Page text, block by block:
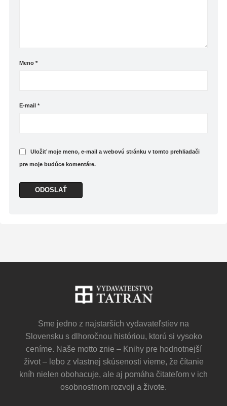
Meno*
E-mail*
Uložiť moje meno, e-mail a webovú stránku v tomto prehliadači
pre moje budúce komentáre.
Sme jedno z najstarších vydavateľstiev na
Slovensku s dlhoročnou históriou, ktorú si vysoko
ceníme. Naše motto znie – Knihy pre hodnotnejší
život – lebo z vlastnej skúsenosti vieme, že čítanie
kníh nielen obohacuje, ale aj pomáha čitateľom v ich
osobnostnom rozvoji a živote.